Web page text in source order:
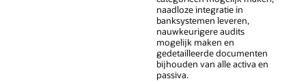
naadloze integratie in
banksystemen leveren,
nauwkeurigere audits
mogelijk maken en
gedetailleerde documenten
bijhouden van alle activa en
passiva.